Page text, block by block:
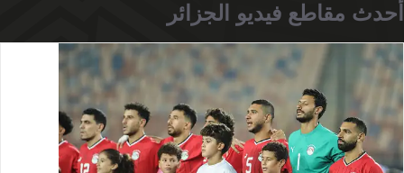
أحدث مقاطع فيديو الجزائر